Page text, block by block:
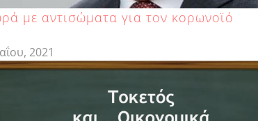
με αντισώματα για τον κορωνοϊό
2021